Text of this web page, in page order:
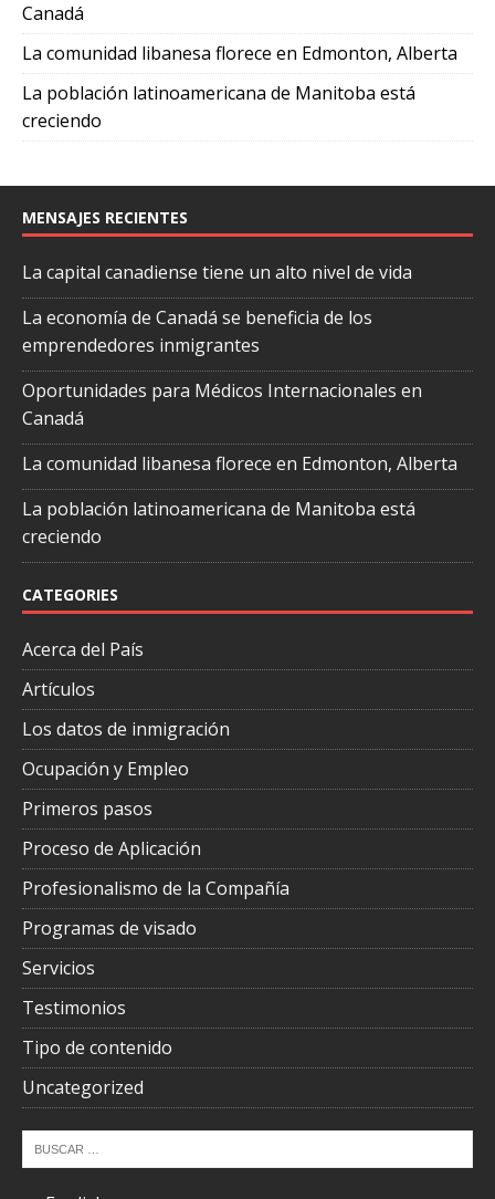
Canadá
La comunidad libanesa florece en Edmonton, Alberta
La población latinoamericana de Manitoba está
creciendo
MENSAJES RECIENTES
La capital canadiense tiene un alto nivel de vida
La economía de Canadá se beneficia de los
emprendedores inmigrantes
Oportunidades para Médicos Internacionales en
Canadá
La comunidad libanesa florece en Edmonton, Alberta
La población latinoamericana de Manitoba está
creciendo
CATEGORIES
Acerca del País
Artículos
Los datos de inmigración
Ocupación y Empleo
Primeros pasos
Proceso de Aplicación
Profesionalismo de la Compañía
Programas de visado
Servicios
Testimonios
Tipo de contenido
Uncategorized